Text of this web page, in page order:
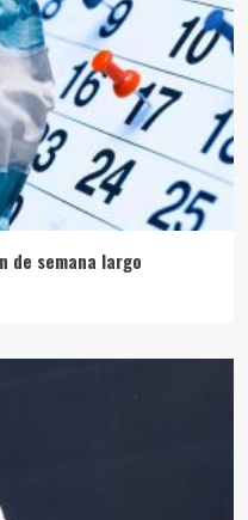
de semana largo